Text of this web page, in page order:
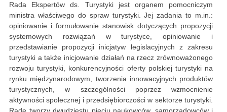
Rada Ekspertów ds. Turystyki jest organem pomocniczym
ministra właściwego do spraw turystyki. Jej zadania to m.in.:
opiniowanie i formułowanie stanowisk dotyczących propozycji
systemowych rozwiązań w turystyce, opiniowanie i
przedstawianie propozycji inicjatyw legislacyjnych z zakresu
turystyki a także inicjowanie działań na rzecz zrównoważonego
rozwoju turystyki, konkurencyjności oferty polskiej turystyki na
rynku międzynarodowym, tworzenia innowacyjnych produktów
turystycznych, w szczególności poprzez wzmocnienie
aktywności społecznej i przedsiębiorczości w sektorze turystyki.